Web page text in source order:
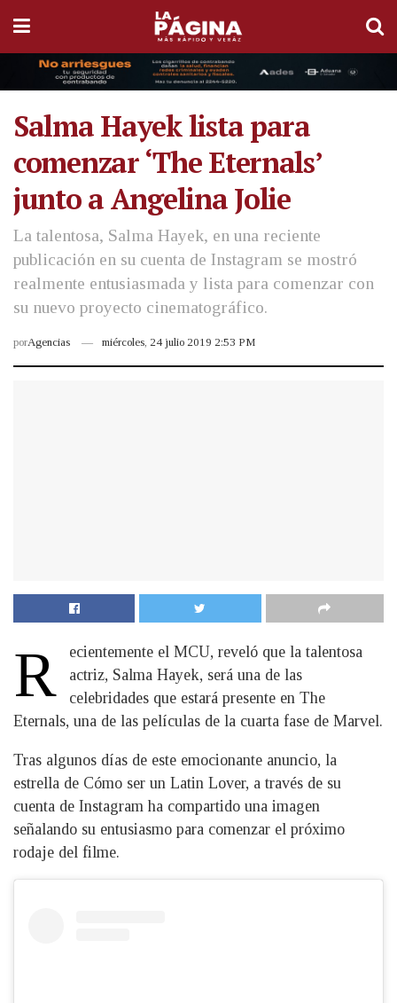
Salma Hayek lista para
comenzar ‘The Eternals’
junto a Angelina Jolie
La talentosa, Salma Hayek, en una reciente
publicación en su cuenta de Instagram se mostró
realmente entusiasmada y lista para comenzar con
su nuevo proyecto cinematográfico.
porAgencias miércoles, 24 julio 2019 2:53 PM
R
ecientemente el MCU, reveló que la talentosa
actriz, Salma Hayek, será una de las
celebridades que estará presente en The
Eternals, una de las películas de la cuarta fase de Marvel.
Tras algunos días de este emocionante anuncio, la
estrella de Cómo ser un Latin Lover, a través de su
cuenta de Instagram ha compartido una imagen
señalando su entusiasmo para comenzar el próximo
rodaje del filme.